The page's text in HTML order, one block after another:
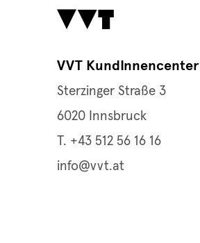
VVT KundInnencenter
Sterzinger Straße 3
6020 Innsbruck
T. +43 512 56 16 16
info@vvt.at